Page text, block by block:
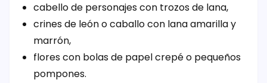
cabello de personajes con trozos de lana,
crines de león o caballo con lana amarilla y
marrón,
flores con bolas de papel crepé o pequeños
pompones.